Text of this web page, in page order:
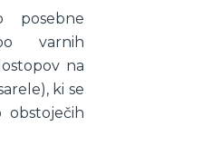
posebne
varnih
na
ki se
obstoječih